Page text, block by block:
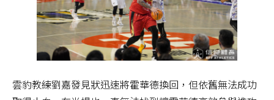
雲豹教練劉嘉發見狀迅速將霍華德換回，但依舊無法成功